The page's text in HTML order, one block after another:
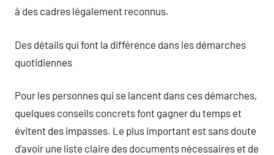
à des cadres légalement reconnus.
Des détails qui font la différence dans les démarches
quotidiennes
Pour les personnes qui se lancent dans ces démarches,
quelques conseils concrets font gagner du temps et
évitent des impasses. Le plus important est sans doute
d’avoir une liste claire des documents nécessaires et de